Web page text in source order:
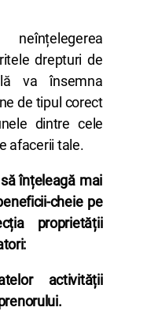
drepturi de
va însemna
de tipul corect
dintre cele
afacerii tale.
înțeleagă mai
cheie pe
proprietății
activității